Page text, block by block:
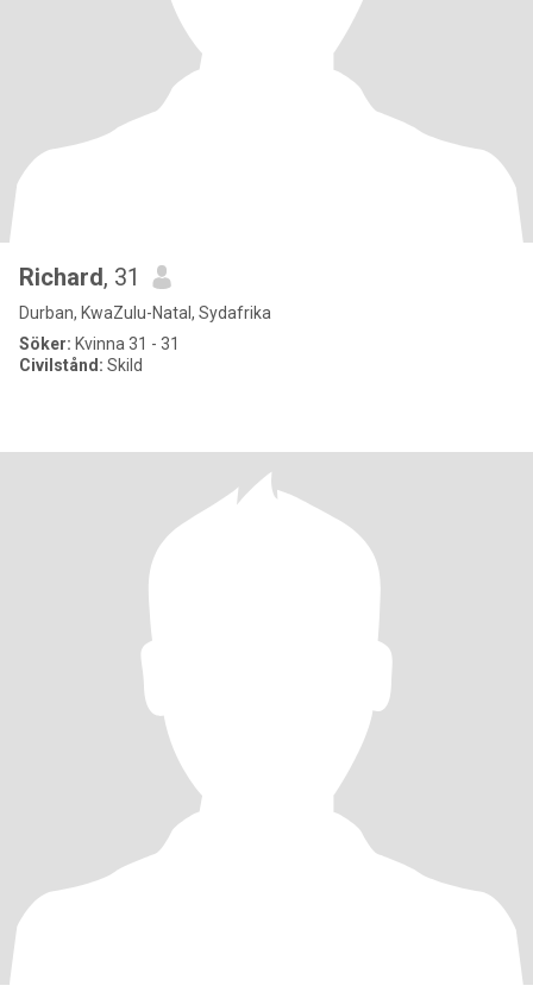
Richard, 31
Durban, KwaZulu-Natal, Sydafrika
Söker: Kvinna 31 - 31
Civilstånd: Skild